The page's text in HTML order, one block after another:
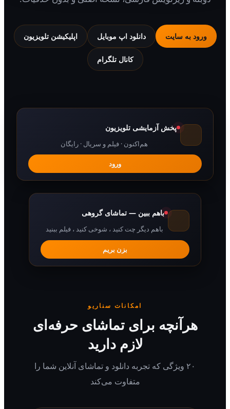
به سایت دانلود اپ موبایل اپلیکیشن تلویزیون
کانال تلگرام
پخش آزمایشی تلویزیون
هم‌اکنون · فیلم و سریال · رایگان
باهم ببین — تماشای گروهی
باهم دیگر چت کنید ، شوخی کنید ، فیلم ببنید
امکانات سناریو
برای تماشای حرفه‌ای
لازم دارید
۲۰ ویژگی که تجربه دانلود و تماشای آنلاین شما را
متفاوت می‌کند